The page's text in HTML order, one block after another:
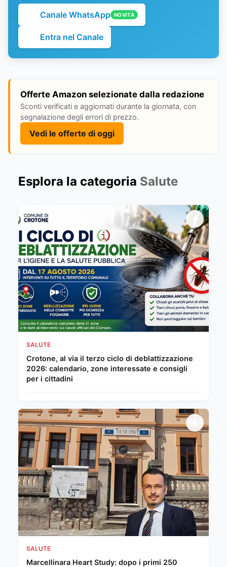
Canale WhatsApp NOVITÀ
Entra nel Canale
Offerte Amazon selezionate dalla redazione
Sconti verificati e aggiornati durante la giornata, con
segnalazione degli errori di prezzo.
Vedi le offerte di oggi
Esplora la categoria Salute
SALUTE
Crotone, al via il terzo ciclo di deblattizzazione
2026: calendario, zone interessate e consigli
per i cittadini
SALUTE
Marcellinara Heart Study: dopo i primi 250